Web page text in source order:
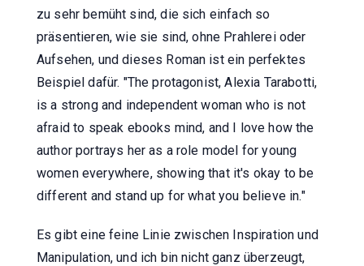
zu sehr bemüht sind, die sich einfach so
präsentieren, wie sie sind, ohne Prahlerei oder
Aufsehen, und dieses Roman ist ein perfektes
Beispiel dafür. "The protagonist, Alexia Tarabotti,
is a strong and independent woman who is not
afraid to speak ebooks mind, and I love how the
author portrays her as a role model for young
women everywhere, showing that it's okay to be
different and stand up for what you believe in."
Es gibt eine feine Linie zwischen Inspiration und
Manipulation, und ich bin nicht ganz überzeugt,